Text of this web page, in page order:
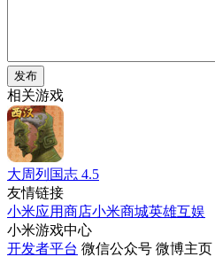
发布
相关游戏
大周列国志 4.5
友情链接
小米应用商店小米商城英雄互娱
小米游戏中心
开发者平台 微信公众号 微博主页